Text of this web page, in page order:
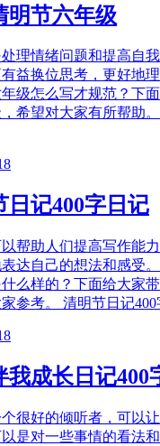
明节六年级
理情绪问题和提高自
益换位思考，更好地
级怎么写才规范？下
希望对大家有所帮助
日记400字日记
帮助人们提高写作能
达自己的想法和感受
么样的？下面给大家
参考。 清明节日记400
我成长日记400
个很好的倾听者，可以
是对一些事情的看法